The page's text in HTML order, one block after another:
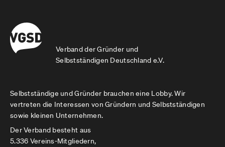
Verband der Gründer und
Selbstständigen Deutschland e.V.
Selbstständige und Gründer brauchen eine Lobby. Wir
vertreten die Interessen von Gründern und Selbstständigen
sowie kleinen Unternehmen.
Der Verband besteht aus
5.336 Vereins-Mitgliedern,